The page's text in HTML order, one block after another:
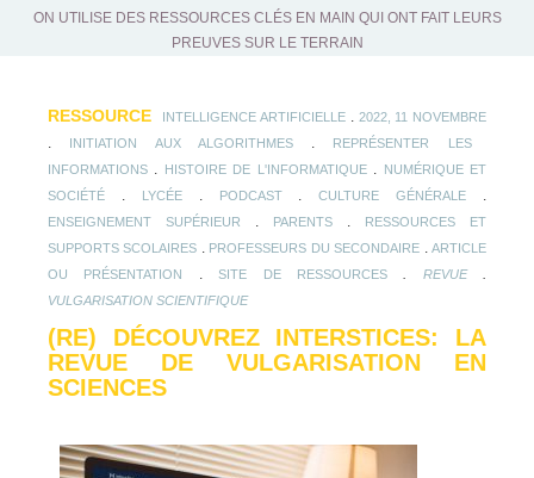
ON UTILISE DES RESSOURCES CLÉS EN MAIN QUI ONT FAIT LEURS
PREUVES SUR LE TERRAIN
RESSOURCE INTELLIGENCE ARTIFICIELLE 2022, 11 NOVEMBRE
INITIATION AUX ALGORITHMES. REPRÉSENTER LES
INFORMATIONS
HISTOIRE DE L'INFORMATIQUE.
NUMÉRIQUE ET
SOCIÉTÉ
LYCÉE. PODCAST.CULTURE GÉNÉRALE
ENSEIGNEMENT SUPÉRIEUR PARENTS
RESSOURCES ET
SUPPORTS SCOLAIRES
PROFESSEURS DU SECONDAIRE .ARTICLE
OU PRÉSENTATION
.SITE DE RESSOURCES. REVUE.
VULGARISATION SCIENTIFIQUE
(RE) DÉCOUVREZ INTERSTICES: LA
REVUE DE VULGARISATION EN
SCIENCES